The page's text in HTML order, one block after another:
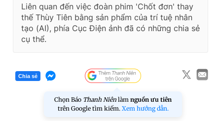
Liên quan đến việc đoàn phim 'Chốt đơn' thay
thế Thùy Tiên bằng sản phẩm của trí tuệ nhân
tạo (AI), phía Cục Điện ảnh đã có những chia sẻ
cụ thể.
Chia sẻ
Chọn Báo Thanh Niên làm nguồn ưu tiên
trên Google tìm kiếm. Xem hướng dẫn.